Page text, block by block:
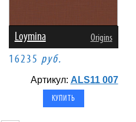
Loymina Origins
16235 руб.
Артикул: ALS11 007